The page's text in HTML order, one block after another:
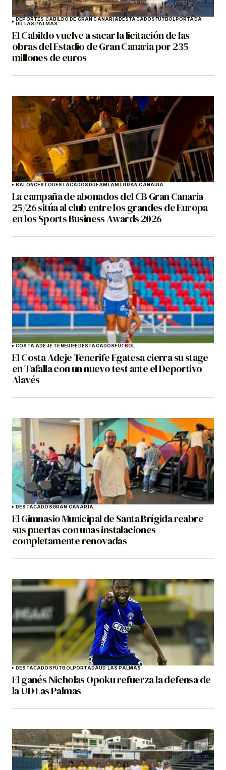
DEPORTES CABILDO DE GRAN CANARIADESTACADOSFÚTBOLPORTADA
UD LAS PALMAS
El Cabildo vuelve a sacar la licitación de las
obras del Estadio de Gran Canaria por 235
millones de euros
BALONCESTODESTACADOSDREAMLAND GRAN CANARIA
La campaña de abonados del CB Gran Canaria
25/26 sitúa al club entre los grandes de Europa
en los Sports Business Awards 2026
COSTA ADEJE TENERIFEDESTACADOSFÚTBOL
El Costa Adeje Tenerife Egatesa cierra su stage
en Tafalla con un nuevo test ante el Deportivo
Alavés
DESTACADOSGRAN CANARIA
El Gimnasio Municipal de Santa Brígida reabre
sus puertas con unas instalaciones
completamente renovadas
DESTACADOSFÚTBOLPORTADAUD LAS PALMAS
El ganés Nicholas Opoku refuerza la defensa de
la UD Las Palmas